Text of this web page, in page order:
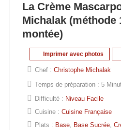
La Crème
Michalak (méthode
montée)
Imprimer avec photos
Chef : Christophe Michalak
Temps de préparation : 5
Difficulté : Niveau Facile
Cuisine : Cuisine Française
Plats : Base, Base Sucrée,